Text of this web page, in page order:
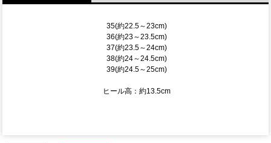
35(約22.5～23cm)
36(約23～23.5cm)
37(約23.5～24cm)
38(約24～24.5cm)
39(約24.5～25cm)
ヒール高：約13.5cm